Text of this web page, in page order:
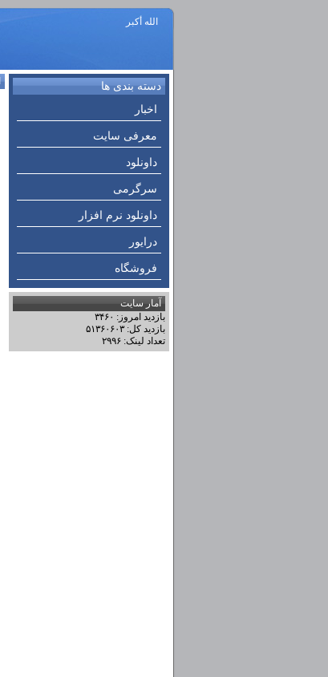
الله أكبر
دسته بندی ها
اخبار
معرفی سایت
داونلود
سرگرمی
داونلود نرم افزار
درایور
فروشگاه
آمار سایت
بازدید امروز: ۳۴۶۰
بازدید کل: ۵۱۳۶۰۶۰۳
تعداد لینک: ۲۹۹۶